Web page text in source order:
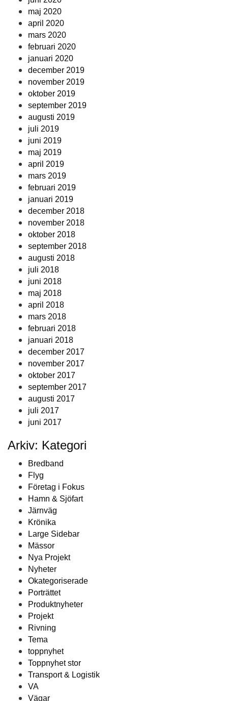
maj 2020
april 2020
mars 2020
februari 2020
januari 2020
december 2019
november 2019
oktober 2019
september 2019
augusti 2019
juli 2019
juni 2019
maj 2019
april 2019
mars 2019
februari 2019
januari 2019
december 2018
november 2018
oktober 2018
september 2018
augusti 2018
juli 2018
juni 2018
maj 2018
april 2018
mars 2018
februari 2018
januari 2018
december 2017
november 2017
oktober 2017
september 2017
augusti 2017
juli 2017
juni 2017
Arkiv: Kategori
Bredband
Flyg
Företag i Fokus
Hamn & Sjöfart
Järnväg
Krönika
Large Sidebar
Mässor
Nya Projekt
Nyheter
Okategoriserade
Porträttet
Produktnyheter
Projekt
Rivning
Tema
toppnyhet
Toppnyhet stor
Transport & Logistik
VA
Vägar